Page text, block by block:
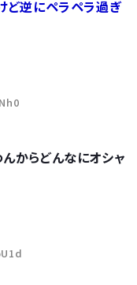
ど逆にペラペラ過ぎ
からどんなにオシャ